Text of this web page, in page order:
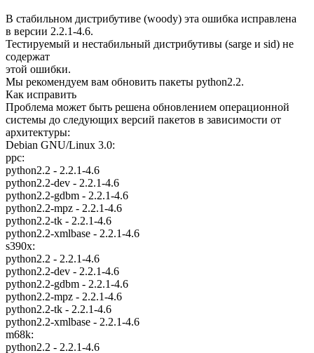
В стабильном дистрибутиве (woody) эта ошибка исправлена
в версии 2.2.1-4.6.
Тестируемый и нестабильный дистрибутивы (sarge и sid) не
содержат
этой ошибки.
Мы рекомендуем вам обновить пакеты python2.2.
Как исправить
Проблема может быть решена обновлением операционной
системы до следующих версий пакетов в зависимости от
архитектуры:
Debian GNU/Linux 3.0:
ppc:
python2.2 - 2.2.1-4.6
python2.2-dev - 2.2.1-4.6
python2.2-gdbm - 2.2.1-4.6
python2.2-mpz - 2.2.1-4.6
python2.2-tk - 2.2.1-4.6
python2.2-xmlbase - 2.2.1-4.6
s390x:
python2.2 - 2.2.1-4.6
python2.2-dev - 2.2.1-4.6
python2.2-gdbm - 2.2.1-4.6
python2.2-mpz - 2.2.1-4.6
python2.2-tk - 2.2.1-4.6
python2.2-xmlbase - 2.2.1-4.6
m68k:
python2.2 - 2.2.1-4.6